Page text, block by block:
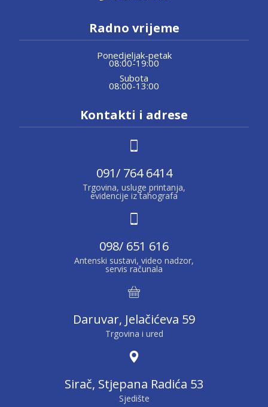
Radno vrijeme
Ponedjeljak-petak
08:00-19:00
Subota
08:00-13:00
Kontakti i adrese
091/ 764 6414
Trgovina, usluge printanja,
evidencije iz tahografa
098/ 651 616
Antenski sustavi, video nadzor,
servis računala
Daruvar, Jelačićeva 59
Trgovina i ured
Sirač, Stjepana Radića 53
Sjedište